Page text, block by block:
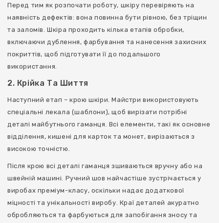
Перед тим як розпочати роботу, шкіру перевіряють на
наявність дефектів: вона повинна бути рівною, без тріщин
та заломів. Шкіра проходить кілька етапів обробки,
включаючи дублення, фарбування та нанесення захисних
покриттів, щоб підготувати її до подальшого
використання.
2. Крійка Та Шиття
Наступний етап – крою шкіри. Майстри використовують
спеціальні лекала (шаблони), щоб вирізати потрібні
деталі майбутнього гаманця. Всі елементи, такі як основне
відділення, кишені для карток та монет, вирізаються з
високою точністю.
Після крою всі деталі гаманця зшиваються вручну або на
швейній машині. Ручний шов найчастіше зустрічається у
виробах преміум-класу, оскільки надає додаткової
міцності та унікальності виробу. Краї деталей акуратно
обробляються та фарбуються для запобігання зносу та